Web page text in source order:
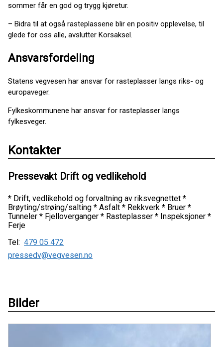
sommer får en god og trygg kjøretur.
– Bidra til at også rasteplassene blir en positiv opplevelse, til
glede for oss alle, avslutter Korsaksel.
Ansvarsfordeling
Statens vegvesen har ansvar for rasteplasser langs riks- og
europaveger.
Fylkeskommunene har ansvar for rasteplasser langs
fylkesveger.
Kontakter
Pressevakt Drift og vedlikehold
* Drift, vedlikehold og forvaltning av riksvegnettet *
Brøyting/strøing/salting * Asfalt * Rekkverk * Bruer *
Tunneler * Fjelloverganger * Rasteplasser * Inspeksjoner *
Ferje
Tel: 479 05 472
pressedv@vegvesen.no
Bilder